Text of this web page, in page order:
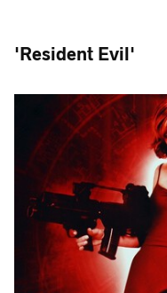
'Resident Evil'